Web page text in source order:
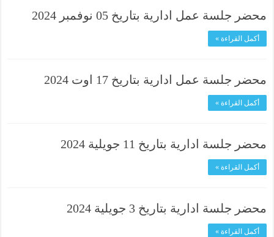
محضر جلسة عمل ادارية بتاريخ 05 نوفمبر 2024
أكمل القراءة »
محضر جلسة عمل ادارية بتاريخ 17 اوت 2024
أكمل القراءة »
محضر جلسة ادارية بتاريخ 11 جويلية 2024
أكمل القراءة »
محضر جلسة ادارية بتاريخ 3 جويلية 2024
أكمل القراءة »